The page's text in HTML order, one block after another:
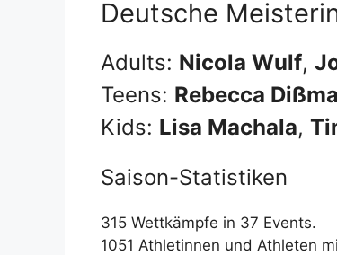
Deutsche
Adults: Nicola Wulf,
Teens: Rebecca
Kids: Lisa Machala,
Saison-Statistiken
315 Wettkämpfe in 37 Events.
1051 Athletinnen und Athleten